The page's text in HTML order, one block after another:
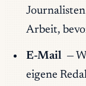
Arbeit,
E-Mail —
eigene